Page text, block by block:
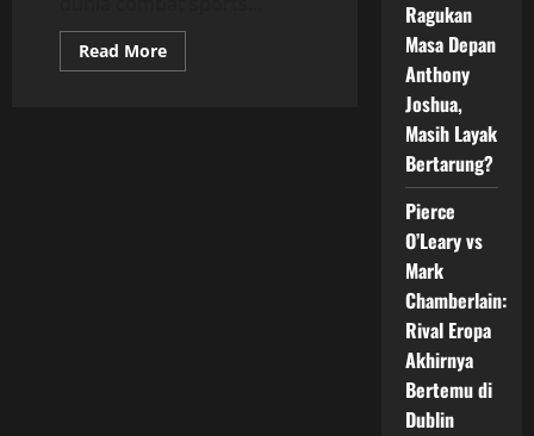
Read MoreRead
more
Ragukan
Masa Depan
Anthony
Joshua,
Masih Layak
Bertarung?
Pierce
O’Leary vs
Mark
Chamberlain:
Rival Eropa
Akhirnya
Bertemu di
Dublin